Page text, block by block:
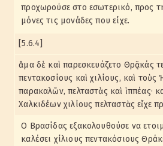
προχωρούσε στο εσωτερικό, προς
μόνες τις μονάδες που είχε.
[5.6.4]
ἅμα δὲ καὶ παρεσκευάζετο Θρᾷκάς
πεντακοσίους καὶ χιλίους, καὶ
παρακαλῶν, πελταστὰς καὶ ἱππέας·
Χαλκιδέων χιλίους πελταστὰς εἶχε
Ο Βρασίδας εξακολουθούσε να
καλέσει χίλιους πεντακόσιους